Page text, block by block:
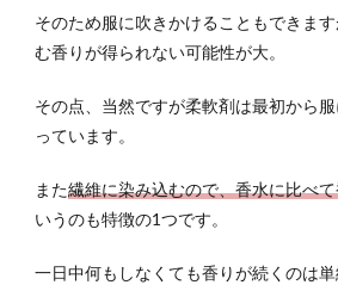
そのため服に吹きかけることもできま
む香りが得られない可能性が大。
その点、当然ですが柔軟剤は最初から
っています。
また繊維に染み込むので、香水に比べ
いうのも特徴の1つです。
一日中何もしなくても香りが続くのは